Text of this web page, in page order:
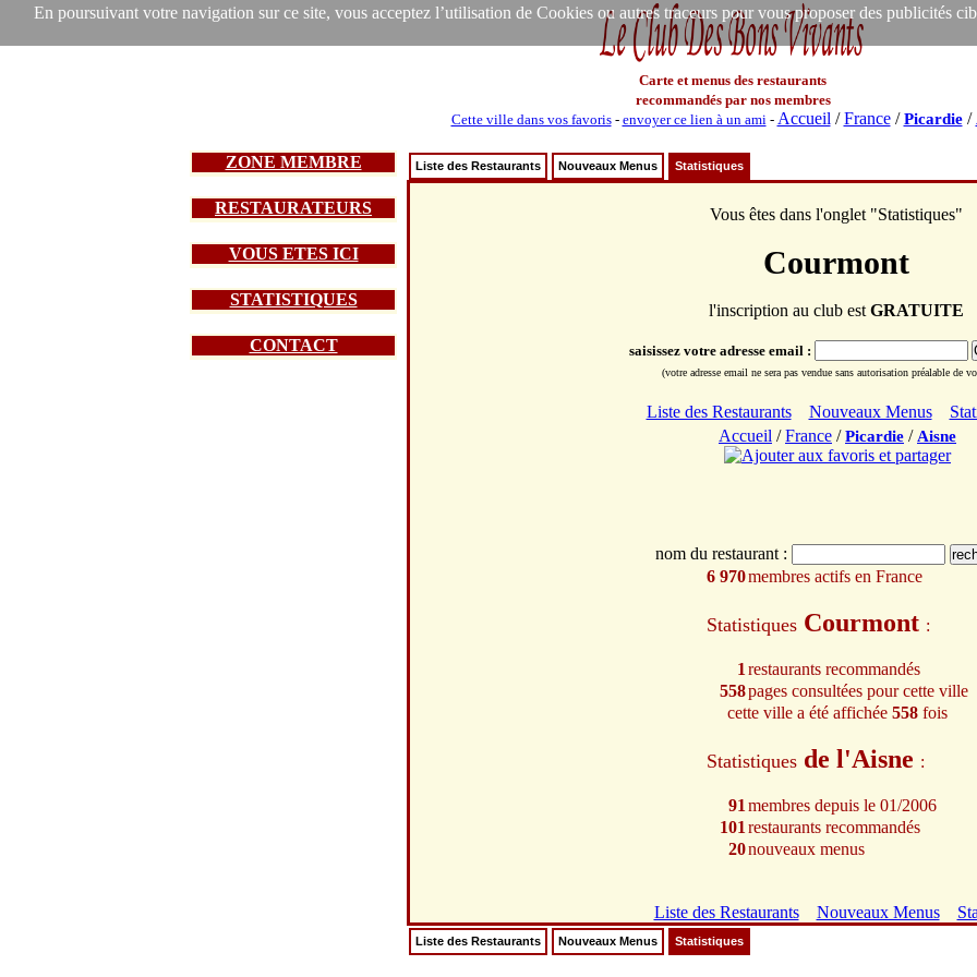
En poursuivant votre navigation sur ce site, vous acceptez l’utilisation de Cookies ou autres traceurs pour vous proposer des publicités
Carte et menus des restaurants
recommandés par nos membres
Cette ville dans vos favoris- envoyer ce lien à un ami- Accueil /France/Picardie/
ZONE MEMBRE
RESTAURATEURS
VOUS ETES ICI
STATISTIQUES
CONTACT
Liste des Restaurants Nouveaux Menus Statistiques
Vous êtes dans l'onglet "Statistiques"
Courmont
l'inscription au club est GRATUITE
saisissez votre adresse email :
(votre adresse email ne sera pas vendue sans autorisation préalable de
Liste des Restaurants Nouveaux Menus
Accueil /France /Picardie / Aisne
nom du restaurant :
6 970membres actifs en France
Statistiques Courmont :
1 restaurants recommandés
558pages consultées pour cette ville
cette ville a été affichée 558 fois
Statistiques de l'Aisne :
91 membres depuis le 01/2006
101 restaurants recommandés
20nouveaux menus
Liste des Restaurants Nouveaux Menus
Liste des Restaurants Nouveaux Menus Statistiques